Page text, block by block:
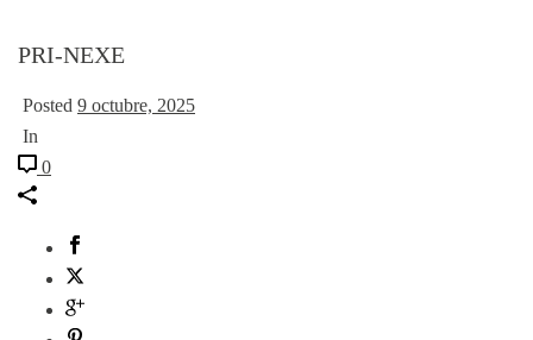
PRI-NEXE
Posted 9 octubre, 2025
In
0